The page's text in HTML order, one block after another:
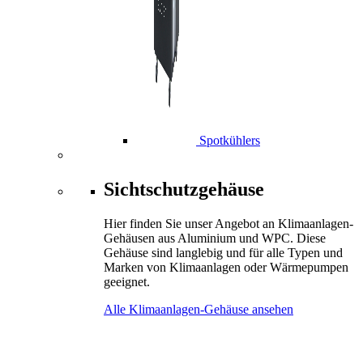
Spotkühlers
Sichtschutzgehäuse
Hier finden Sie unser Angebot an Klimaanlagen-
Gehäusen aus Aluminium und WPC. Diese
Gehäuse sind langlebig und für alle Typen und
Marken von Klimaanlagen oder Wärmepumpen
geeignet.
Alle Klimaanlagen-Gehäuse ansehen